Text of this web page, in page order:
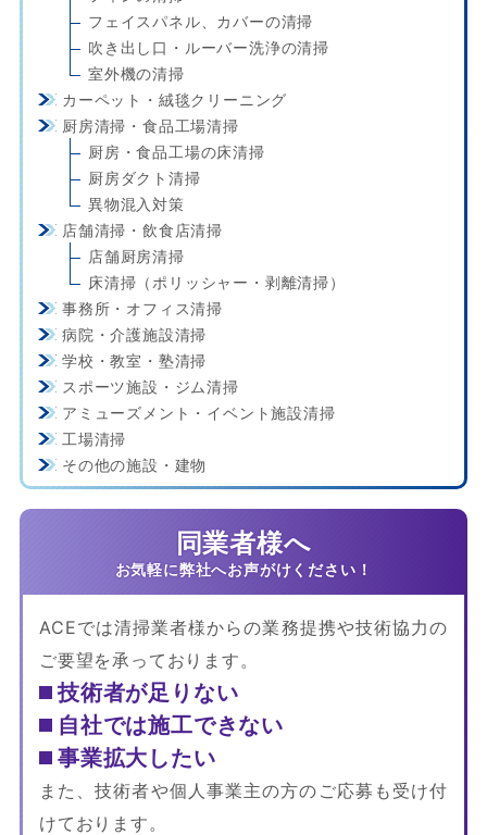
フェイスパネル、カバーの清掃
吹き出し口・ルーバー洗浄の清掃
室外機の清掃
カーペット・絨毯クリーニング
厨房清掃・食品工場清掃
厨房・食品工場の床清掃
厨房ダクト清掃
異物混入対策
店舗清掃・飲食店清掃
店舗厨房清掃
床清掃（ポリッシャー・剥離清掃）
事務所・オフィス清掃
病院・介護施設清掃
学校・教室・塾清掃
スポーツ施設・ジム清掃
アミューズメント・イベント施設清掃
工場清掃
その他の施設・建物
同業者様へ
ACEでは清掃業者様からの業務提携や技術協力の
ご要望を承っております。
技術者が足りない
自社では施工できない
事業拡大したい
また、技術者や個人事業主の方のご応募も受け付
けております。